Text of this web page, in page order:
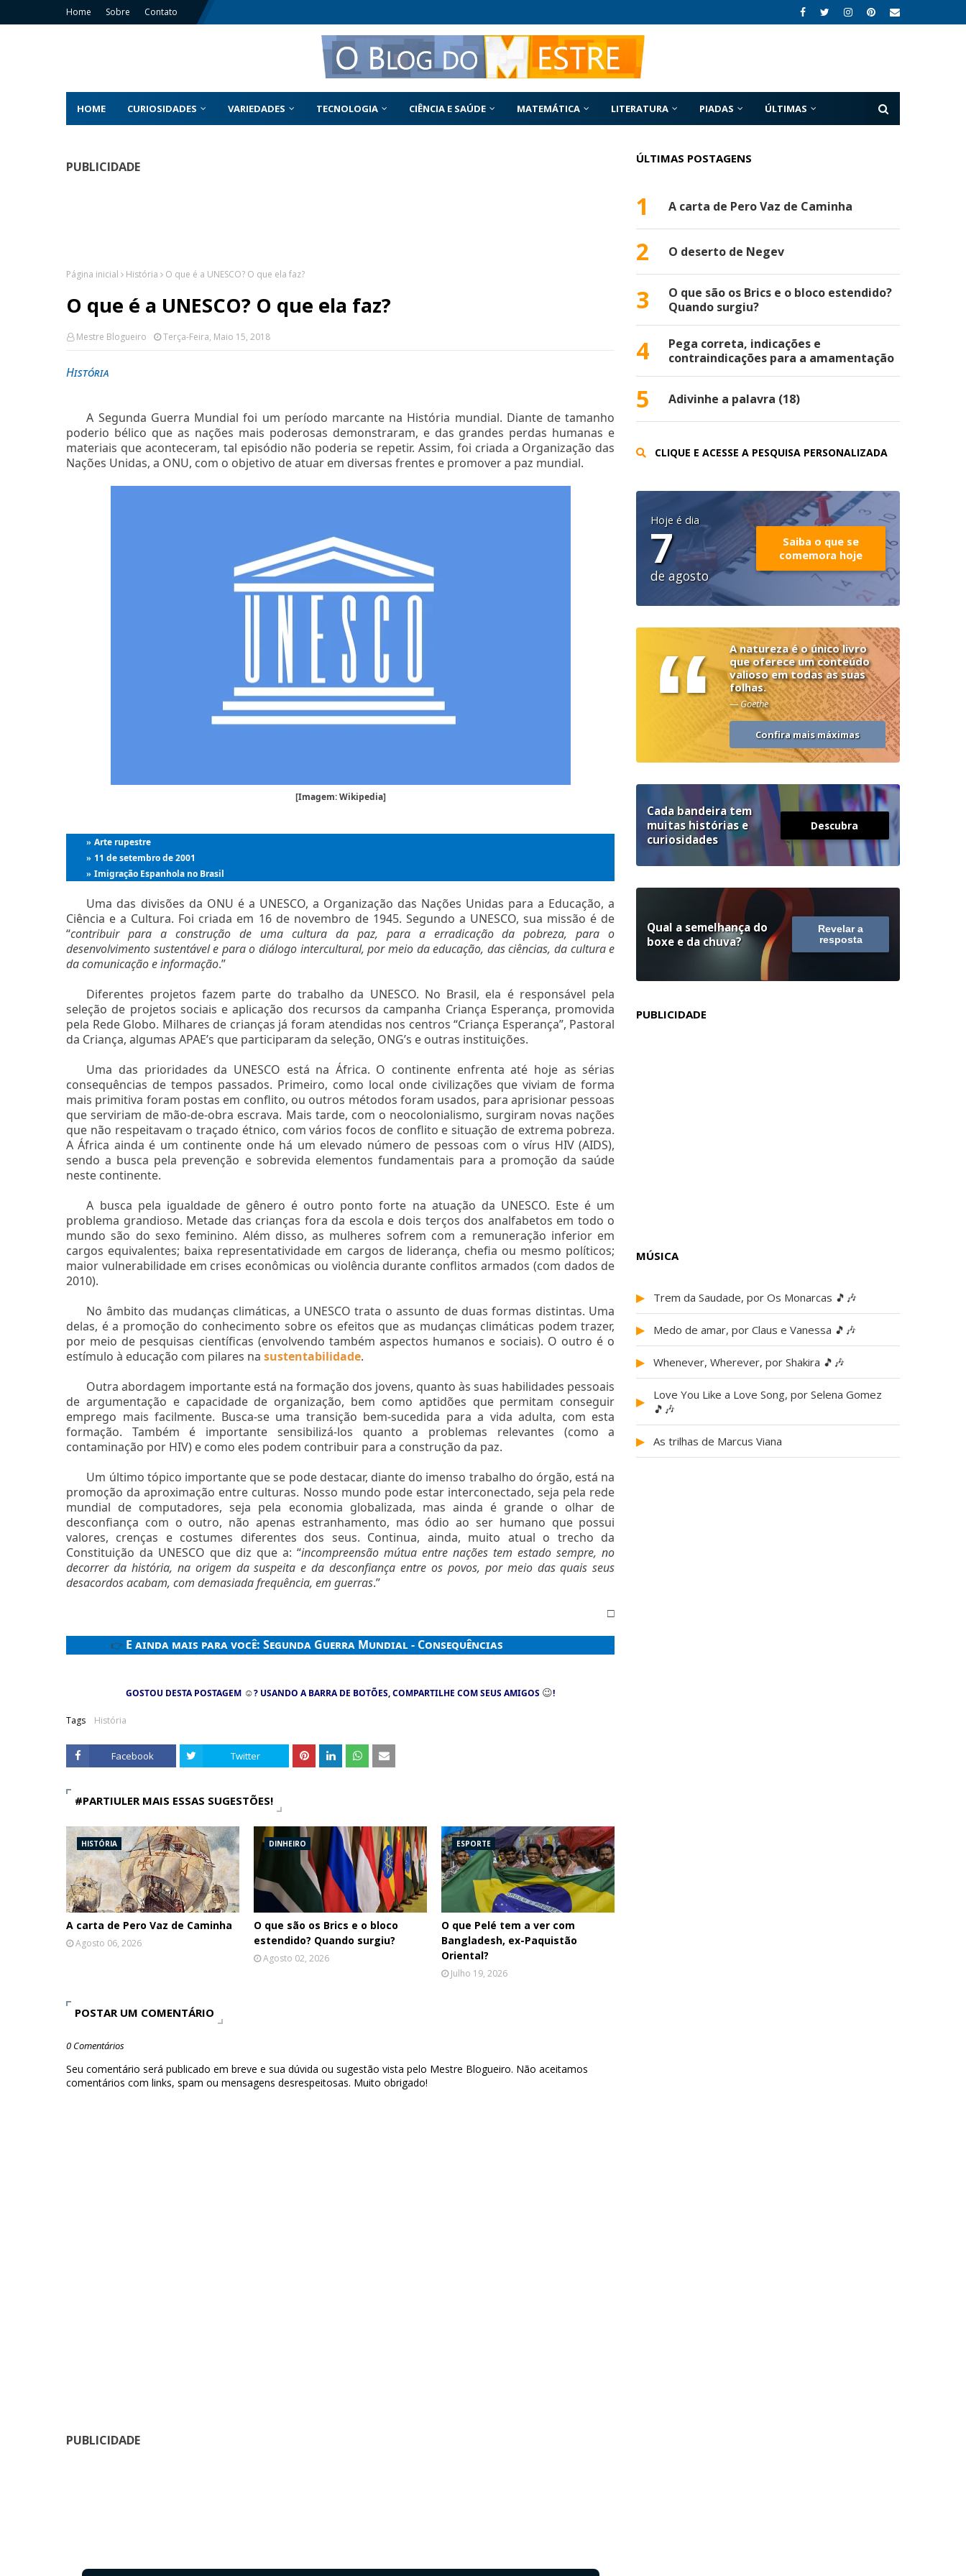
Home Sobre Contato
HOME CURIOSIDADES VARIEDADES TECNOLOGIA CIÊNCIA E SAÚDE MATEMÁTICA LITERATURA PIADAS ÚLTIMAS
PUBLICIDADE
Página inicial História O que é a UNESCO? O que ela faz?
O que é a UNESCO? O que ela faz?
Mestre Blogueiro Terça-Feira, Maio 15, 2018
História
A Segunda Guerra Mundial foi um período marcante na História mundial. Diante de tamanho
poderio bélico que as nações mais poderosas demonstraram, e das grandes perdas humanas e
materiais que aconteceram, tal episódio não poderia se repetir. Assim, foi criada a Organização das
Nações Unidas, a ONU, com o objetivo de atuar em diversas frentes e promover a paz mundial.
[Imagem: Wikipedia]
» Arte rupestre
» 11 de setembro de 2001
» Imigração Espanhola no Brasil
Uma das divisões da ONU é a UNESCO, a Organização das Nações Unidas para a Educação, a
Ciência e a Cultura. Foi criada em 16 de novembro de 1945. Segundo a UNESCO, sua missão é de
“contribuir para a construção de uma cultura da paz, para a erradicação da pobreza, para o
desenvolvimento sustentável e para o diálogo intercultural, por meio da educação, das ciências, da cultura e
da comunicação e informação.”
Diferentes projetos fazem parte do trabalho da UNESCO. No Brasil, ela é responsável pela
seleção de projetos sociais e aplicação dos recursos da campanha Criança Esperança, promovida
pela Rede Globo. Milhares de crianças já foram atendidas nos centros “Criança Esperança”, Pastoral
da Criança, algumas APAE’s que participaram da seleção, ONG’s e outras instituições.
Uma das prioridades da UNESCO está na África. O continente enfrenta até hoje as sérias
consequências de tempos passados. Primeiro, como local onde civilizações que viviam de forma
mais primitiva foram postas em conflito, ou outros métodos foram usados, para aprisionar pessoas
que serviriam de mão-de-obra escrava. Mais tarde, com o neocolonialismo, surgiram novas nações
que não respeitavam o traçado étnico, com vários focos de conflito e situação de extrema pobreza.
A África ainda é um continente onde há um elevado número de pessoas com o vírus HIV (AIDS),
sendo a busca pela prevenção e sobrevida elementos fundamentais para a promoção da saúde
neste continente.
A busca pela igualdade de gênero é outro ponto forte na atuação da UNESCO. Este é um
problema grandioso. Metade das crianças fora da escola e dois terços dos analfabetos em todo o
mundo são do sexo feminino. Além disso, as mulheres sofrem com a remuneração inferior em
cargos equivalentes; baixa representatividade em cargos de liderança, chefia ou mesmo políticos;
maior vulnerabilidade em crises econômicas ou violência durante conflitos armados (com dados de
2010).
No âmbito das mudanças climáticas, a UNESCO trata o assunto de duas formas distintas. Uma
delas, é a promoção do conhecimento sobre os efeitos que as mudanças climáticas podem trazer,
por meio de pesquisas científicas (envolvendo também aspectos humanos e sociais). O outro é o
estímulo à educação com pilares na sustentabilidade.
Outra abordagem importante está na formação dos jovens, quanto às suas habilidades pessoais
de argumentação e capacidade de organização, bem como aptidões que permitam conseguir
emprego mais facilmente. Busca-se uma transição bem-sucedida para a vida adulta, com esta
formação. Também é importante sensibilizá-los quanto a problemas relevantes (como a
contaminação por HIV) e como eles podem contribuir para a construção da paz.
Um último tópico importante que se pode destacar, diante do imenso trabalho do órgão, está na
promoção da aproximação entre culturas. Nosso mundo pode estar interconectado, seja pela rede
mundial de computadores, seja pela economia globalizada, mas ainda é grande o olhar de
desconfiança com o outro, não apenas estranhamento, mas ódio ao ser humano que possui
valores, crenças e costumes diferentes dos seus. Continua, ainda, muito atual o trecho da
Constituição da UNESCO que diz que a: “incompreensão mútua entre nações tem estado sempre, no
decorrer da história, na origem da suspeita e da desconfiança entre os povos, por meio das quais seus
desacordos acabam, com demasiada frequência, em guerras.”
□
👉E ainda mais para você: Segunda Guerra Mundial - Consequências
GOSTOU DESTA POSTAGEM ☺? USANDO A BARRA DE BOTÕES, COMPARTILHE COM SEUS AMIGOS 😉!
Tags História
Facebook Twitter
#PARTIULER MAIS ESSAS SUGESTÕES!
HISTÓRIA
A carta de Pero Vaz de Caminha
Agosto 06, 2026
DINHEIRO
O que são os Brics e o bloco
estendido? Quando surgiu?
Agosto 02, 2026
ESPORTE
O que Pelé tem a ver com
Bangladesh, ex-Paquistão
Oriental?
Julho 19, 2026
POSTAR UM COMENTÁRIO
0 Comentários
Seu comentário será publicado em breve e sua dúvida ou sugestão vista pelo Mestre Blogueiro. Não aceitamos
comentários com links, spam ou mensagens desrespeitosas. Muito obrigado!
PUBLICIDADE
ÚLTIMAS POSTAGENS
1 A carta de Pero Vaz de Caminha
2 O deserto de Negev
3
O que são os Brics e o bloco estendido?
Quando surgiu?
4
Pega correta, indicações e
contraindicações para a amamentação
5 Adivinhe a palavra (18)
CLIQUE E ACESSE A PESQUISA PERSONALIZADA
Hoje é dia
7
de agosto
Saiba o que se
comemora hoje
“
A natureza é o único livro
que oferece um conteúdo
valioso em todas as suas
folhas.
— Goethe
Confira mais máximas
Cada bandeira tem
muitas histórias e
curiosidades
Descubra
Qual a semelhança do
boxe e da chuva?
Revelar a
resposta
PUBLICIDADE
MÚSICA
▶ Trem da Saudade, por Os Monarcas 🎵🎶
▶ Medo de amar, por Claus e Vanessa 🎵🎶
▶ Whenever, Wherever, por Shakira 🎵🎶
▶
Love You Like a Love Song, por Selena Gomez
🎵🎶
▶ As trilhas de Marcus Viana